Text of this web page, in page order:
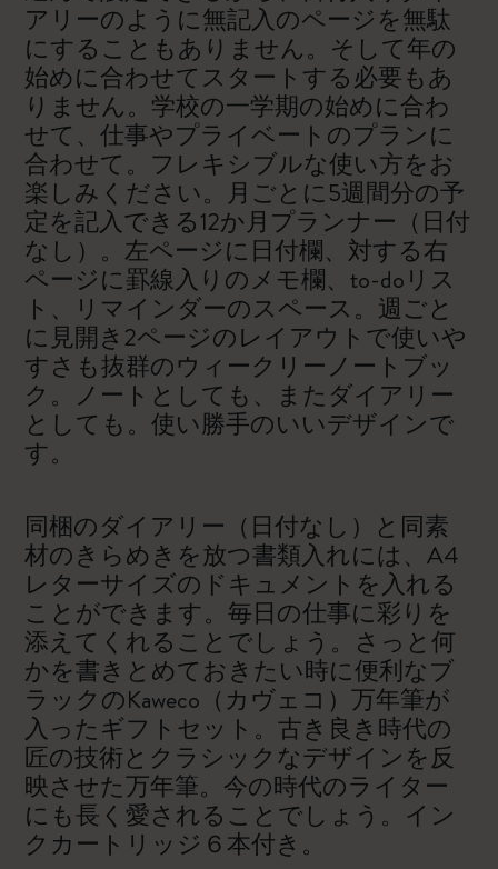
アリーのように無記入のページを無駄
にすることもありません。そして年の
始めに合わせてスタートする必要もあ
りません。学校の一学期の始めに合わ
せて、仕事やプライベートのプランに
合わせて。フレキシブルな使い方をお
楽しみください。月ごとに5週間分の予
定を記入できる12か月プランナー（日付
なし）。左ページに日付欄、対する右
ページに罫線入りのメモ欄、to-doリス
ト、リマインダーのスペース。週ごと
に見開き2ページのレイアウトで使いや
すさも抜群のウィークリーノートブッ
ク。ノートとしても、またダイアリー
としても。使い勝手のいいデザインで
す。
同梱のダイアリー（日付なし）と同素
材のきらめきを放つ書類入れには、A4
レターサイズのドキュメントを入れる
ことができます。毎日の仕事に彩りを
添えてくれることでしょう。さっと何
かを書きとめておきたい時に便利なブ
ラックのKaweco（カヴェコ）万年筆が
入ったギフトセット。古き良き時代の
匠の技術とクラシックなデザインを反
映させた万年筆。今の時代のライター
にも長く愛されることでしょう。イン
クカートリッジ６本付き。